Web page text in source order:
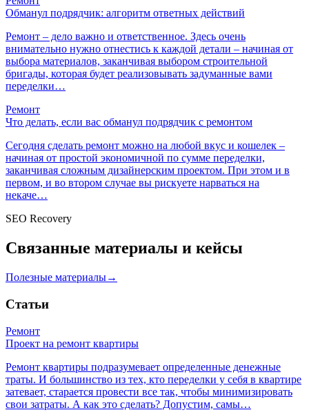
Обманул подрядчик: алгоритм ответных действий
Ремонт – дело важно и ответственное. Здесь очень
внимательно нужно отнестись к каждой детали – начиная от
выбора материалов, заканчивая выбором строительной
бригады, которая будет реализовывать задуманные вами
переделки…
Ремонт
Что делать, если вас обманул подрядчик с ремонтом
Сегодня сделать ремонт можно на любой вкус и кошелек –
начиная от простой экономичной по сумме переделки,
заканчивая сложным дизайнерским проектом. При этом и в
первом, и во втором случае вы рискуете нарваться на
некаче…
SEO Recovery
Связанные материалы и кейсы
Полезные материалы→
Статьи
Ремонт
Проект на ремонт квартиры
Ремонт квартиры подразумевает определенные денежные
траты. И большинство из тех, кто переделки у себя в квартире
затевает, старается провести все так, чтобы минимизировать
свои затраты. А как это сделать? Допустим, самы…